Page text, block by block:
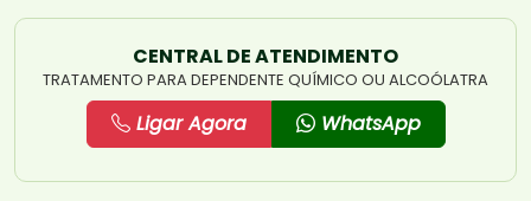
CENTRAL DE ATENDIMENTO
TRATAMENTO PARA DEPENDENTE QUÍMICO OU ALCOÓLATRA
Ligar Agora WhatsApp